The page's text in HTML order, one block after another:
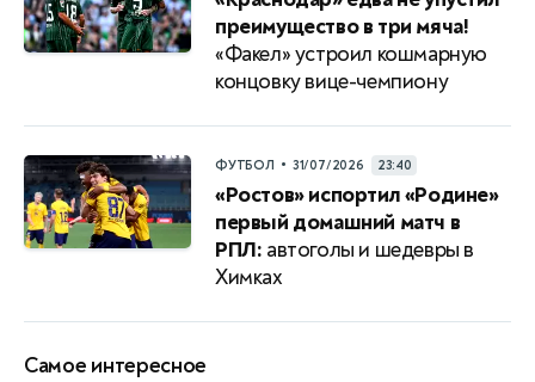
преимущество в три мяча!
«Факел» устроил кошмарную
концовку вице-чемпиону
ФУТБОЛ • 31/07/2026 23:40
«Ростов» испортил «Родине»
первый домашний матч в
РПЛ: автоголы и шедевры в
Химках
Самое интересное